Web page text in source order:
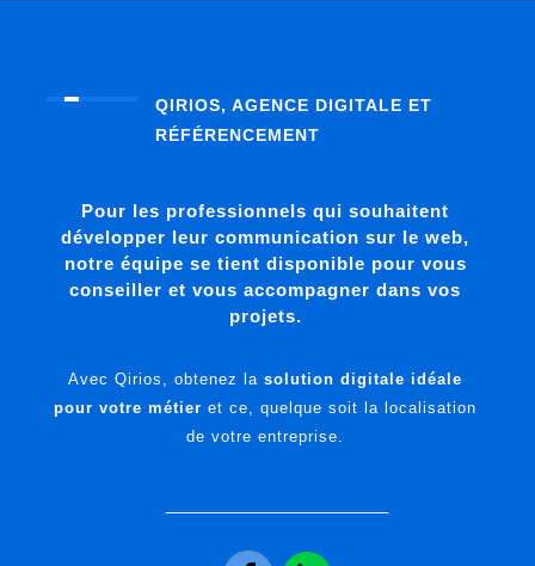
QIRIOS, AGENCE DIGITALE ET
RÉFÉRENCEMENT
Pour les professionnels qui souhaitent
développer leur communication sur le web,
notre équipe se tient disponible pour vous
conseiller et vous accompagner dans vos
projets.
Avec Qirios, obtenez lasolution digitale idéale
pour votre métier et ce, quelque soit la localisation
de votre entreprise.